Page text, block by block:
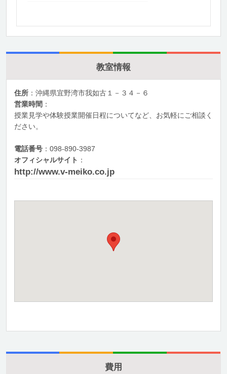
教室情報
住所 ：沖縄県宜野湾市我如古１－３４－６
営業時間 ：
授業見学や体験授業開催日程についてなど、お気軽にご相談く
ださい。
電話番号 ：098-890-3987
オフィシャルサイト ：
http://www.v-meiko.co.jp
費用